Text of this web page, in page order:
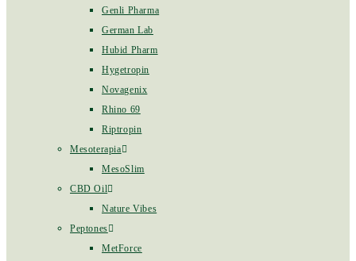
Genli Pharma
German Lab
Hubid Pharm
Hygetropin
Novagenix
Rhino 69
Riptropin
Mesoterapia
MesoSlim
CBD Oil
Nature Vibes
Peptones
MetForce